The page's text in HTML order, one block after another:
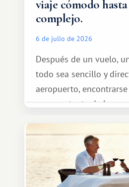
viaje cómodo
complejo.
6 de julio de 2026
Después de un vuelo,
todo sea sencillo y
aeropuerto,
representante de la
tranquilamente hasta
turístico.